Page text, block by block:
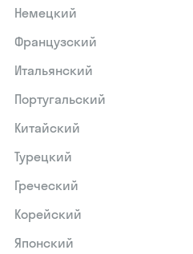
Немецкий
Французский
Итальянский
Португальский
Китайский
Турецкий
Греческий
Корейский
Японский